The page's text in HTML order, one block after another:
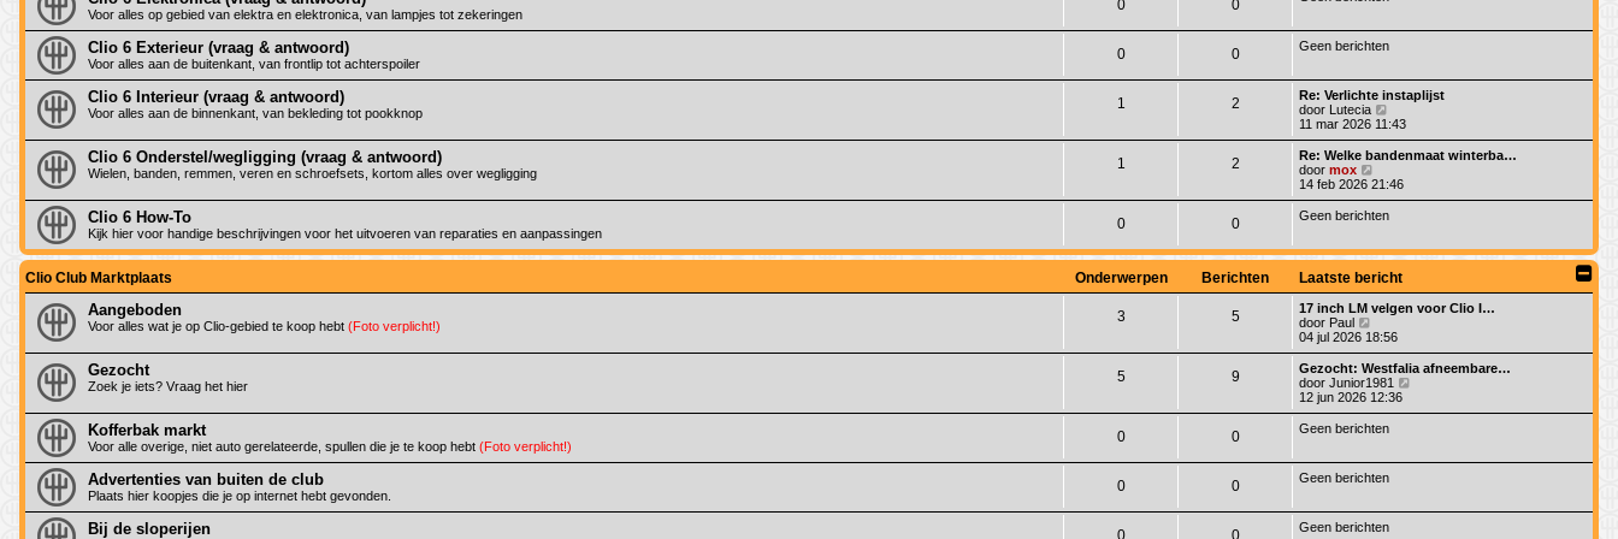
i
t
e
c
h
Voor alles op gebied van elektra en elektronica, van lampjes tot zekeringen
0 0
Clio 6 Exterieur (vraag & antwoord)
Voor alles aan de buitenkant, van frontlip tot achterspoiler
0 0 Geen berichten
Clio 6 Interieur (vraag & antwoord)
Voor alles aan de binnenkant, van bekleding tot pookknop
1 2
Re: Verlichte instaplijst
door Lutecia
e
k
i
k
a
s
e
b
e
i
c
h
t
11 mar 2026 11:43
Clio 6 Onderstel/wegligging (vraag & antwoord)
Wielen, banden, remmen, veren en schroefsets, kortom alles over wegligging
1 2
Re: Welke bandenmaat winterba…
door mox
e
k
i
l
a
a
t
s
e
b
e
r
i
c
h
14 feb 2026 21:46
Clio 6 How-To
Kijk hier voor handige beschrijvingen voor het uitvoeren van reparaties en aanpassingen
0 0 Geen berichten
Clio Club Marktplaats Onderwerpen Berichten Laatste bericht
Aangeboden
Voor alles wat je op Clio-gebied te koop hebt (Foto verplicht!)
3 5
17 inch LM velgen voor Clio I…
door Paul
e
k
i
j
k
a
a
s
t
b
e
04 jul 2026 18:56
Gezocht
Zoek je iets? Vraag het hier
5 9
Gezocht: Westfalia afneembare…
door Junior1981
k
l
t
12 jun 2026 12:36
Kofferbak markt
Voor alle overige, niet auto gerelateerde, spullen die je te koop hebt (Foto verplicht!)
0 0 Geen berichten
Advertenties van buiten de club
Plaats hier koopjes die je op internet hebt gevonden.
0 0 Geen berichten
Bij de sloperijen 0 0 Geen berichten